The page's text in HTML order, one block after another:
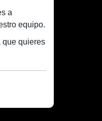
a
equipo.
que quieres